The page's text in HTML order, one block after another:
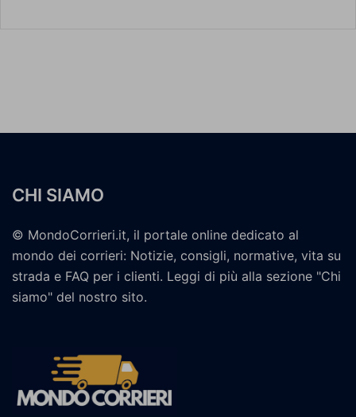
CHI SIAMO
© MondoCorrieri.it, il portale online dedicato al
mondo dei corrieri: Notizie, consigli, normative, vita su
strada e FAQ per i clienti. Leggi di più alla sezione "Chi
siamo" del nostro sito.